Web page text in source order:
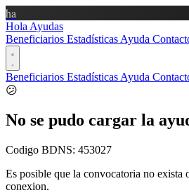
ha
Hola Ayudas
Beneficiarios Estadísticas Ayuda
Beneficiarios Estadísticas Ayuda
😕
No se pudo cargar la
Codigo BDNS: 453027
Es posible que la convocatoria no exista
conexion.